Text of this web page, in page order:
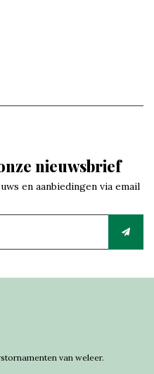
nieuwsbrief
en aanbiedingen via email
van weleer.